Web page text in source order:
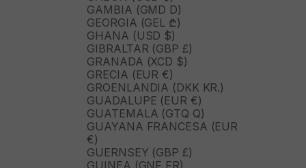
GAMBIA (GMD D)
GEORGIA (GEL ₾)
GHANA (USD $)
GIBRALTAR (GBP £)
GRANADA (XCD $)
GRECIA (EUR €)
GROENLANDIA (DKK KR.)
GUADALUPE (EUR €)
GUATEMALA (GTQ Q)
GUAYANA FRANCESA (EUR
€)
GUERNSEY (GBP £)